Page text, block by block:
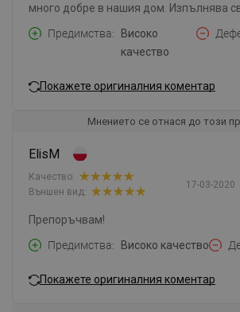
много добре в нашия дом. Изпълнява
Предимства
Високо
качество
Покажете оригиналния коментар
Мнението се отнася до този
ElisM
17-03-2020
Качество:
Външен вид:
Препоръчвам!
Предимства
Високо качество
Покажете оригиналния коментар